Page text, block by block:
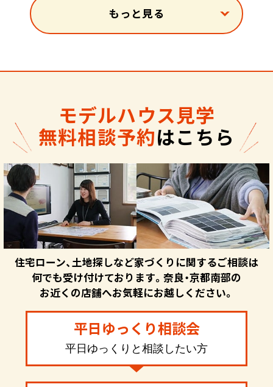
もっと見る
モデルハウス見学
無料相談予約はこちら
住宅ローン、土地探しなど家づくりに関するご相談は
何でも受け付けております。奈良・京都南部の
お近くの店舗へお気軽にお越しください。
平日ゆっくり相談会
平日ゆっくりと相談したい方